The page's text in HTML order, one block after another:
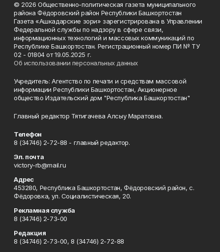
© 2026 Общественно-политическая газета муниципального
района Фёдоровский район Республики Башкортостан
Газета «Ашкадарские зори» зарегистрирована в Управлении
Федеральной службы по надзору в сфере связи,
информационных технологий и массовых коммуникаций по
Республике Башкортостан. Регистрационный номер ПИ № ТУ
02 - 01804 от 19.05.2025 г.
Об использовании персональных данных
Учредитель: Агентство по печати и средствам массовой
информации Республики Башкортостан, Акционерное
общество Издательский дом "Республика Башкортостан"
Главный редактор Тятигачева Алсыу Маратовна.
Телефон
8 (34746) 2-72-88 - главный редактор.
Эл. почта
victory-rb@mail.ru
Адрес
453280, Республика Башкортостан, Фёдоровский район, с.
Фёдоровка, ул. Социалистическая, 20.
Рекламная служба
8 (34746) 2-73-00
Редакция
8 (34746) 2-73-00, 8 (34746) 2-72-88